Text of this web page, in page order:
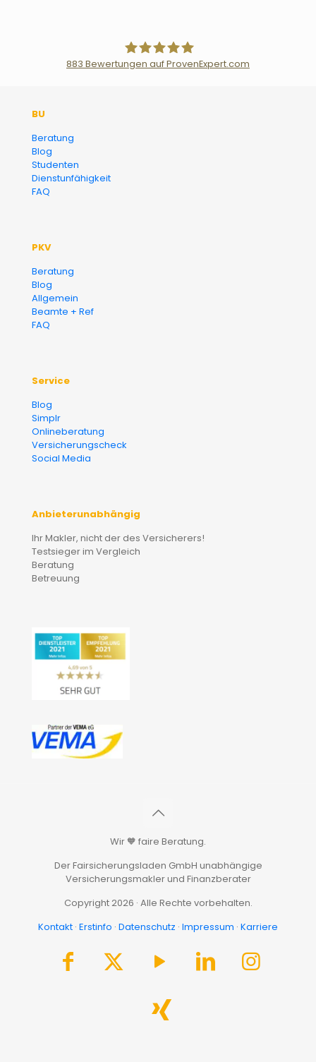
883 Bewertungen auf ProvenExpert.com
BU
Beratung
Blog
Studenten
Dienstunfähigkeit
FAQ
PKV
Beratung
Blog
Allgemein
Beamte + Ref
FAQ
Service
Blog
Simplr
Onlineberatung
Versicherungscheck
Social Media
Anbieterunabhängig
Ihr Makler, nicht der des Versicherers!
Testsieger im Vergleich
Beratung
Betreuung
Wir 🧡 faire Beratung.
Der Fairsicherungsladen GmbH unabhängige
Versicherungsmakler und Finanzberater
Copyright 2026 · Alle Rechte vorbehalten.
Kontakt · Erstinfo · Datenschutz · Impressum · Karriere